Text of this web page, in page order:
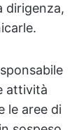
dirigenza,
attività
le aree di